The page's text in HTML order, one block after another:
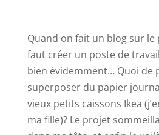
Quand on fait un blog sur le
faut créer un poste de
bien évidemment… Quoi de
superposer du papier
vieux petits caissons Ikea
ma fille)? Le projet